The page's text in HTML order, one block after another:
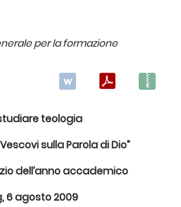
per la formazione
teologia
sulla Parola di Dio”
dell’anno accademico
6 agosto 2009